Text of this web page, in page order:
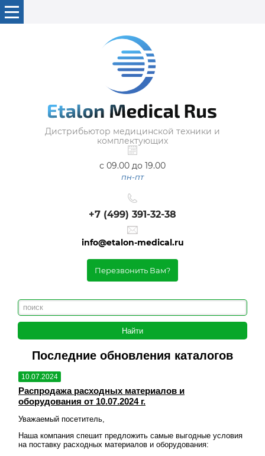
Дистрибьютор медицинской техники и
комплектующих
с 09.00 до 19.00
пн-пт
+7 (499) 391-32-38
info@etalon-medical.ru
Перезвонить Вам?
Последние обновления каталогов
10.07.2024
Распродажа расходных материалов и
оборудования от 10.07.2024 г.
Уважаемый посетитель,
Наша компания спешит предложить самые выгодные условия
на поставку расходных материалов и оборудования: